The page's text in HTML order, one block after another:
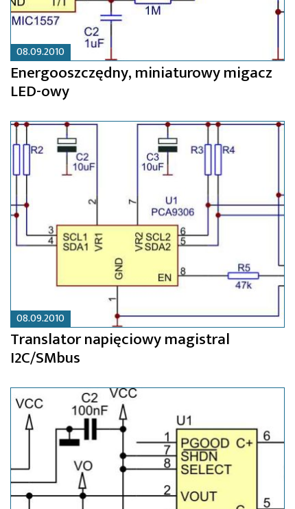
08.09.2010
Energooszczędny, miniaturowy migacz
LED-owy
08.09.2010
Translator napięciowy magistral
I2C/SMbus